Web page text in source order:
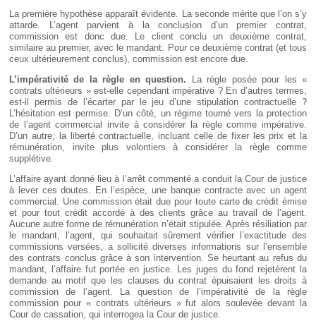
La première hypothèse apparaît évidente. La seconde mérite que l’on s’y
attarde. L’agent parvient à la conclusion d’un premier contrat,
commission est donc due. Le client conclu un deuxième contrat,
similaire au premier, avec le mandant. Pour ce deuxième contrat (et tous
ceux ultérieurement conclus), commission est encore due.
L’impérativité de la règle en question.
La règle posée pour les «
contrats ultérieurs » est-elle cependant impérative ? En d’autres termes,
est-il permis de l’écarter par le jeu d’une stipulation contractuelle ?
L’hésitation est permise. D’un côté, un régime tourné vers la protection
de l’agent commercial invite à considérer la règle comme impérative.
D’un autre, la liberté contractuelle, incluant celle de fixer les prix et la
rémunération, invite plus volontiers à considérer la règle comme
supplétive.
L’affaire ayant donné lieu à l’arrêt commenté a conduit la Cour de justice
à lever ces doutes. En l’espèce, une banque contracte avec un agent
commercial. Une commission était due pour toute carte de crédit émise
et pour tout crédit accordé à des clients grâce au travail de l’agent.
Aucune autre forme de rémunération n’était stipulée. Après résiliation par
le mandant, l’agent, qui souhaitait sûrement vérifier l’exactitude des
commissions versées, a sollicité diverses informations sur l’ensemble
des contrats conclus grâce à son intervention. Se heurtant au refus du
mandant, l’affaire fut portée en justice. Les juges du fond rejetèrent la
demande au motif que les clauses du contrat épuisaient les droits à
commission de l’agent. La question de l’impérativité de la règle
commission pour « contrats ultérieurs » fut alors soulevée devant la
Cour de cassation, qui interrogea la Cour de justice.